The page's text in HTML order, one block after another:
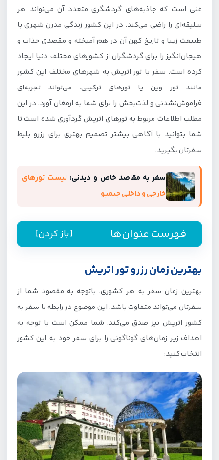
غنی است که جاذبه‌های گردشگری متعدد آن می‌تواند هر
سلیقه‌ای را راضی می‌کند. در این کشور زندگی مدرن شهری با
طبیعت زیبا و تاریخ کهن آن در هم آمیخته و مقصدی جذاب و
هیجان‌انگیز را برای گردشگران از کشورهای مختلف دنیا ایجاد
کرده است. سفر با تور اتریش به شهرهای مختلف این کشور
مانند تور وین یا تورهای ترکیبی، می‌تواند تجربه‌ای
فراموش‌نشدنی و لذت‌بخش را برای شما به ارمغان آورد. در این
مطلب اطلاعات مربوط به تورهای اتریش گردآوری شده است تا
شما بتوانید با آگاهی بیشتر تصمیم بهتری برای رزرو بلیط
سفرتان بگیرید.
سفر به مقاصد خاص و دیدنی: لیست تورهای
خارجی و داخلی جیمبو
فهرست عنوان‌ها [باز کردن]
بهترین زمان رزرو تور اتریش
قیمت تور اتریش چقدر است؟
شرایط و مدارک لازم برای رزرو تور اتریش
بهترین زمان رزرو تور اتریش
بهترین زمان سفر به هر کشوری، باتوجه به مقصود شما از
سفرتان می‌تواند متفاوت باشد. این موضوع در رابطه با سفر به
کشور اتریش نیز صدق می‌کند. شما ممکن است با توجه به
اهداف زیر زمان‌های گوناگونی را برای سفر خود به این کشور
انتخاب کنید: